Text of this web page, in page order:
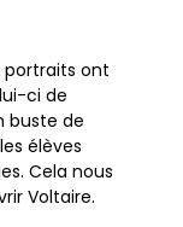
ont
ci de
buste de
élèves
Cela nous
Voltaire.